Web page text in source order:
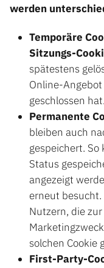
werden
Temporäre
Sitzungs-
spätestens
Online-
geschlossen hat.
Permanente
bleiben auch
gespeichert. So
Status
angezeigt
erneut
Nutzern, die
solchen Cookie
First-Party-